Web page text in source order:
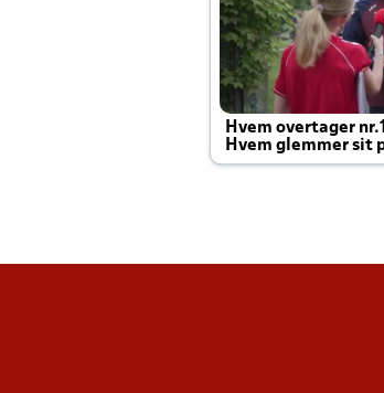
Hvem overtager
Hvem glemmer sit
Joachim altid til